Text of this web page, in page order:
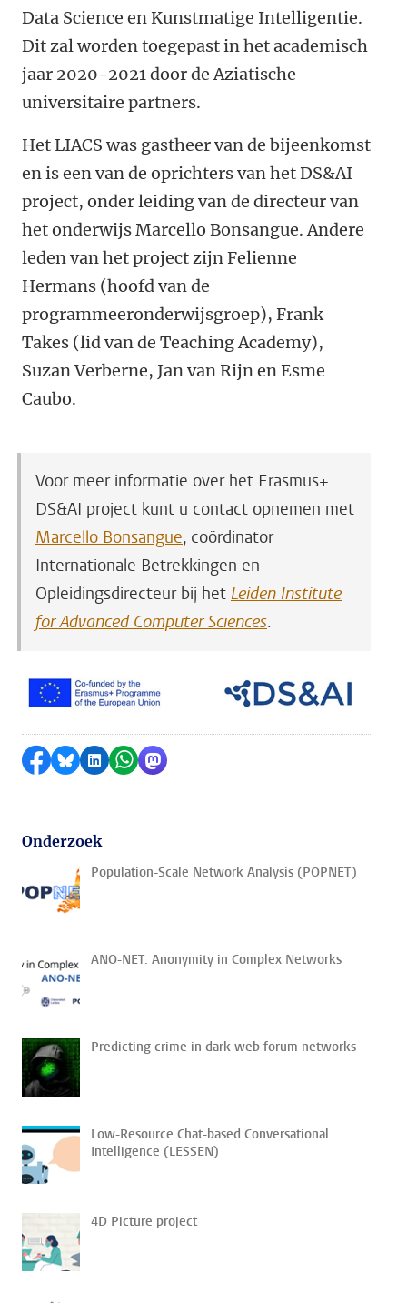
Data Science en Kunstmatige Intelligentie.
Dit zal worden toegepast in het academisch
jaar 2020-2021 door de Aziatische
universitaire partners.
Het LIACS was gastheer van de bijeenkomst
en is een van de oprichters van het DS&AI
project, onder leiding van de directeur van
het onderwijs Marcello Bonsangue. Andere
leden van het project zijn Felienne
Hermans (hoofd van de
programmeeronderwijsgroep), Frank
Takes (lid van de Teaching Academy),
Suzan Verberne, Jan van Rijn en Esme
Caubo.
Voor meer informatie over het Erasmus+
DS&AI project kunt u contact opnemen met
Marcello Bonsangue, coördinator
Internationale Betrekkingen en
Opleidingsdirecteur bij het Leiden Institute
for Advanced Computer Sciences.
Delen op Facebook
Delen via Bluesky
Delen op LinkedIn
Delen via WhatsApp
Delen via Mastodon
Onderzoek
Population-Scale Network Analysis (POPNET)
ANO-NET: Anonymity in Complex Networks
Predicting crime in dark web forum networks
Low-Resource Chat-based Conversational
Intelligence (LESSEN)
4D Picture project